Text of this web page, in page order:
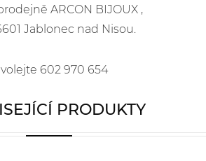
ARCON BIJOUX ,
Jablonec nad Nisou.
602 970 654
PRODUKTY